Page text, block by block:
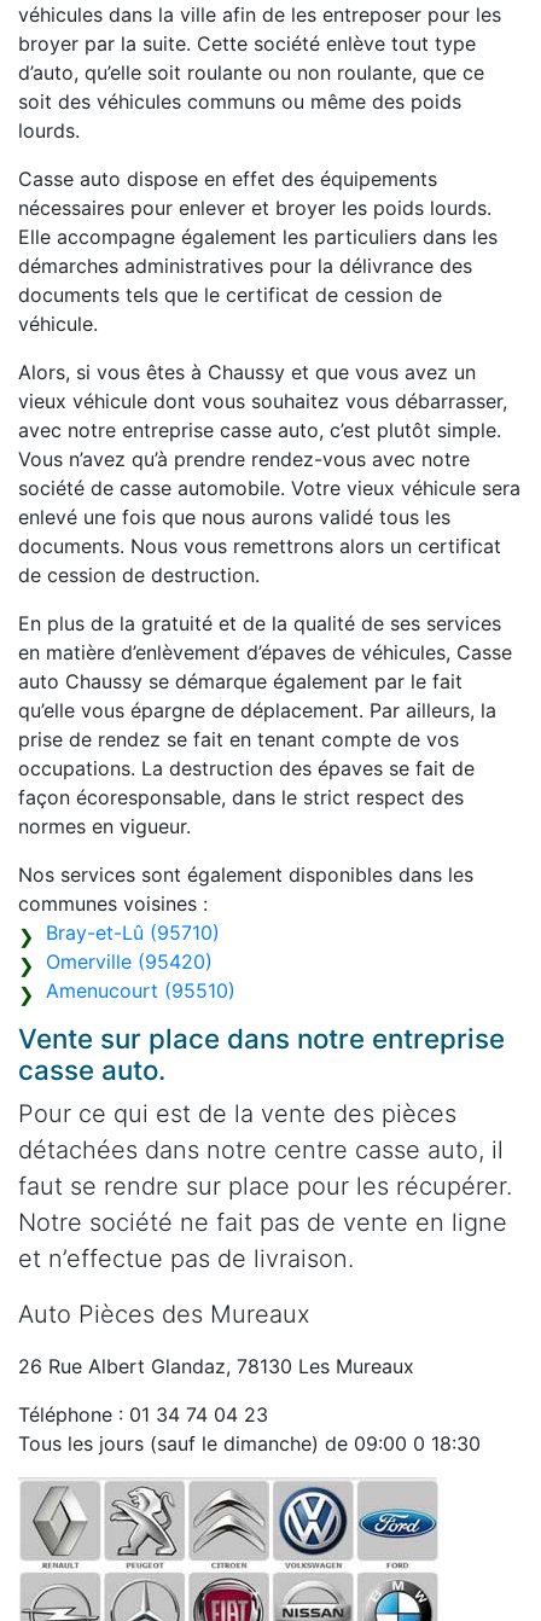
véhicules dans la ville afin de les entreposer pour les
broyer par la suite. Cette société enlève tout type
d’auto, qu’elle soit roulante ou non roulante, que ce
soit des véhicules communs ou même des poids
lourds.
Casse auto dispose en effet des équipements
nécessaires pour enlever et broyer les poids lourds.
Elle accompagne également les particuliers dans les
démarches administratives pour la délivrance des
documents tels que le certificat de cession de
véhicule.
Alors, si vous êtes à Chaussy et que vous avez un
vieux véhicule dont vous souhaitez vous débarrasser,
avec notre entreprise casse auto, c’est plutôt simple.
Vous n’avez qu’à prendre rendez-vous avec notre
société de casse automobile. Votre vieux véhicule sera
enlevé une fois que nous aurons validé tous les
documents. Nous vous remettrons alors un certificat
de cession de destruction.
En plus de la gratuité et de la qualité de ses services
en matière d’enlèvement d’épaves de véhicules, Casse
auto Chaussy se démarque également par le fait
qu’elle vous épargne de déplacement. Par ailleurs, la
prise de rendez se fait en tenant compte de vos
occupations. La destruction des épaves se fait de
façon écoresponsable, dans le strict respect des
normes en vigueur.
Nos services sont également disponibles dans les
communes voisines :
Bray-et-Lû (95710)
Omerville (95420)
Amenucourt (95510)
Vente sur place dans notre entreprise
casse auto.
Pour ce qui est de la vente des pièces
détachées dans notre centre casse auto, il
faut se rendre sur place pour les récupérer.
Notre société ne fait pas de vente en ligne
et n’effectue pas de livraison.
Auto Pièces des Mureaux
26 Rue Albert Glandaz, 78130 Les Mureaux
Téléphone : 01 34 74 04 23
Tous les jours (sauf le dimanche) de 09:00 0 18:30